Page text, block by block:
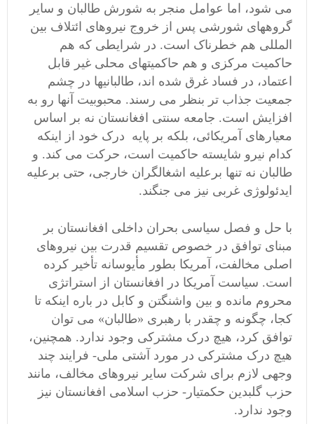
می شود، اما عوامل منجر به شورش طالبان و سایر
گروههای شورشی پس از خروج نیروهای ائتلاف بین
المللی هم خطرناک است. در شرایطی که هم
حاکمیت مرکزی و هم حاکمیتهای محلی غیر قابل
اعتماد، در فساد غرق شده اند، طالبانیها در چشم
جمعیت جذاب تر بنظر می رسند. محبوبیت آنها رو به
افزایش است. جامعه سنتی افغانستان نه بر اساس
معیارهای آمریکائی، بلکه بر پایه درک خود از اینکه
کدام نیرو شایسته حاکمیت است، حرکت می کند. و
طالبان نه تنها برعلیه اشغالگران خارجی، حتی برعلیه
ایدئولوژی غربی نیز می جنگند.
با حل و فصل سیاسی بحران داخلی افغانستان بر
مبنای توافق در خصوص تقسیم قدرت بین نیروهای
اصلی مخالفت، آمریکا بطور مأیوسانه تأخیر کرده
است. سیاست آمریکا در افغانستان از استراتژی
محروم مانده و بین واشنگتن و کابل در باره اینکه تا
کجا، چگونه و چقدر با رهبری «طالبان» می توان
توافق کرد، هیچ درک مشترکی وجود ندارد. همچنین،
هیچ درک مشترکی در مورد آشتی ملی- فرایند چند
وجهی لازم برای شرکت سایر نیروهای مخالف، مانند
حزب گلبدین حکمتیار- حزب اسلامی افغانستان نیز
وجود ندارد.